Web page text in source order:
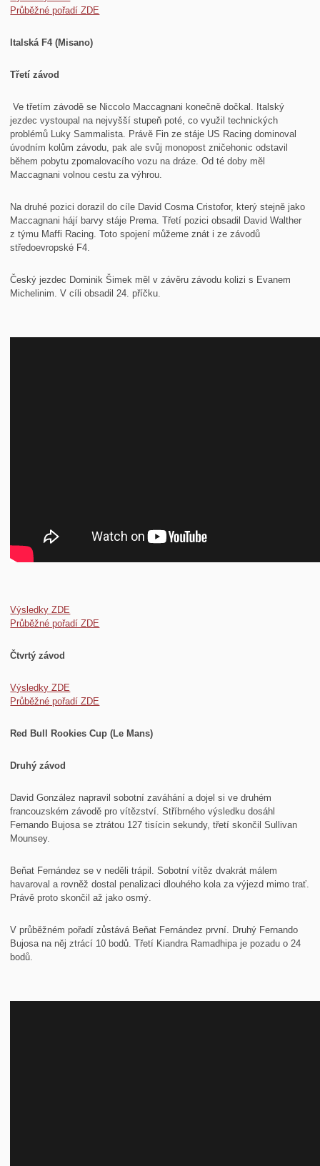
Průběžné pořadí ZDE
Italská F4 (Misano)
Třetí závod
Ve třetím závodě se Niccolo Maccagnani konečně dočkal. Italský
jezdec vystoupal na nejvyšší stupeň poté, co využil technických
problémů Luky Sammalista. Právě Fin ze stáje US Racing dominoval
úvodním kolům závodu, pak ale svůj monopost zničehonic odstavil
během pobytu zpomalovacího vozu na dráze. Od té doby měl
Maccagnani volnou cestu za výhrou.
Na druhé pozici dorazil do cíle David Cosma Cristofor, který stejně jako
Maccagnani hájí barvy stáje Prema. Třetí pozici obsadil David Walther
z týmu Maffi Racing. Toto spojení můžeme znát i ze závodů
středoevropské F4.
Český jezdec Dominik Šimek měl v závěru závodu kolizi s Evanem
Michelinim. V cíli obsadil 24. příčku.
Výsledky ZDE
Průběžné pořadí ZDE
Čtvrtý závod
Výsledky ZDE
Průběžné pořadí ZDE
Red Bull Rookies Cup (Le Mans)
Druhý závod
David González napravil sobotní zaváhání a dojel si ve druhém
francouzském závodě pro vítězství. Stříbrného výsledku dosáhl
Fernando Bujosa se ztrátou 127 tisícin sekundy, třetí skončil Sullivan
Mounsey.
Beňat Fernández se v neděli trápil. Sobotní vítěz dvakrát málem
havaroval a rovněž dostal penalizaci dlouhého kola za výjezd mimo trať.
Právě proto skončil až jako osmý.
V průběžném pořadí zůstává Beňat Fernández první. Druhý Fernando
Bujosa na něj ztrácí 10 bodů. Třetí Kiandra Ramadhipa je pozadu o 24
bodů.